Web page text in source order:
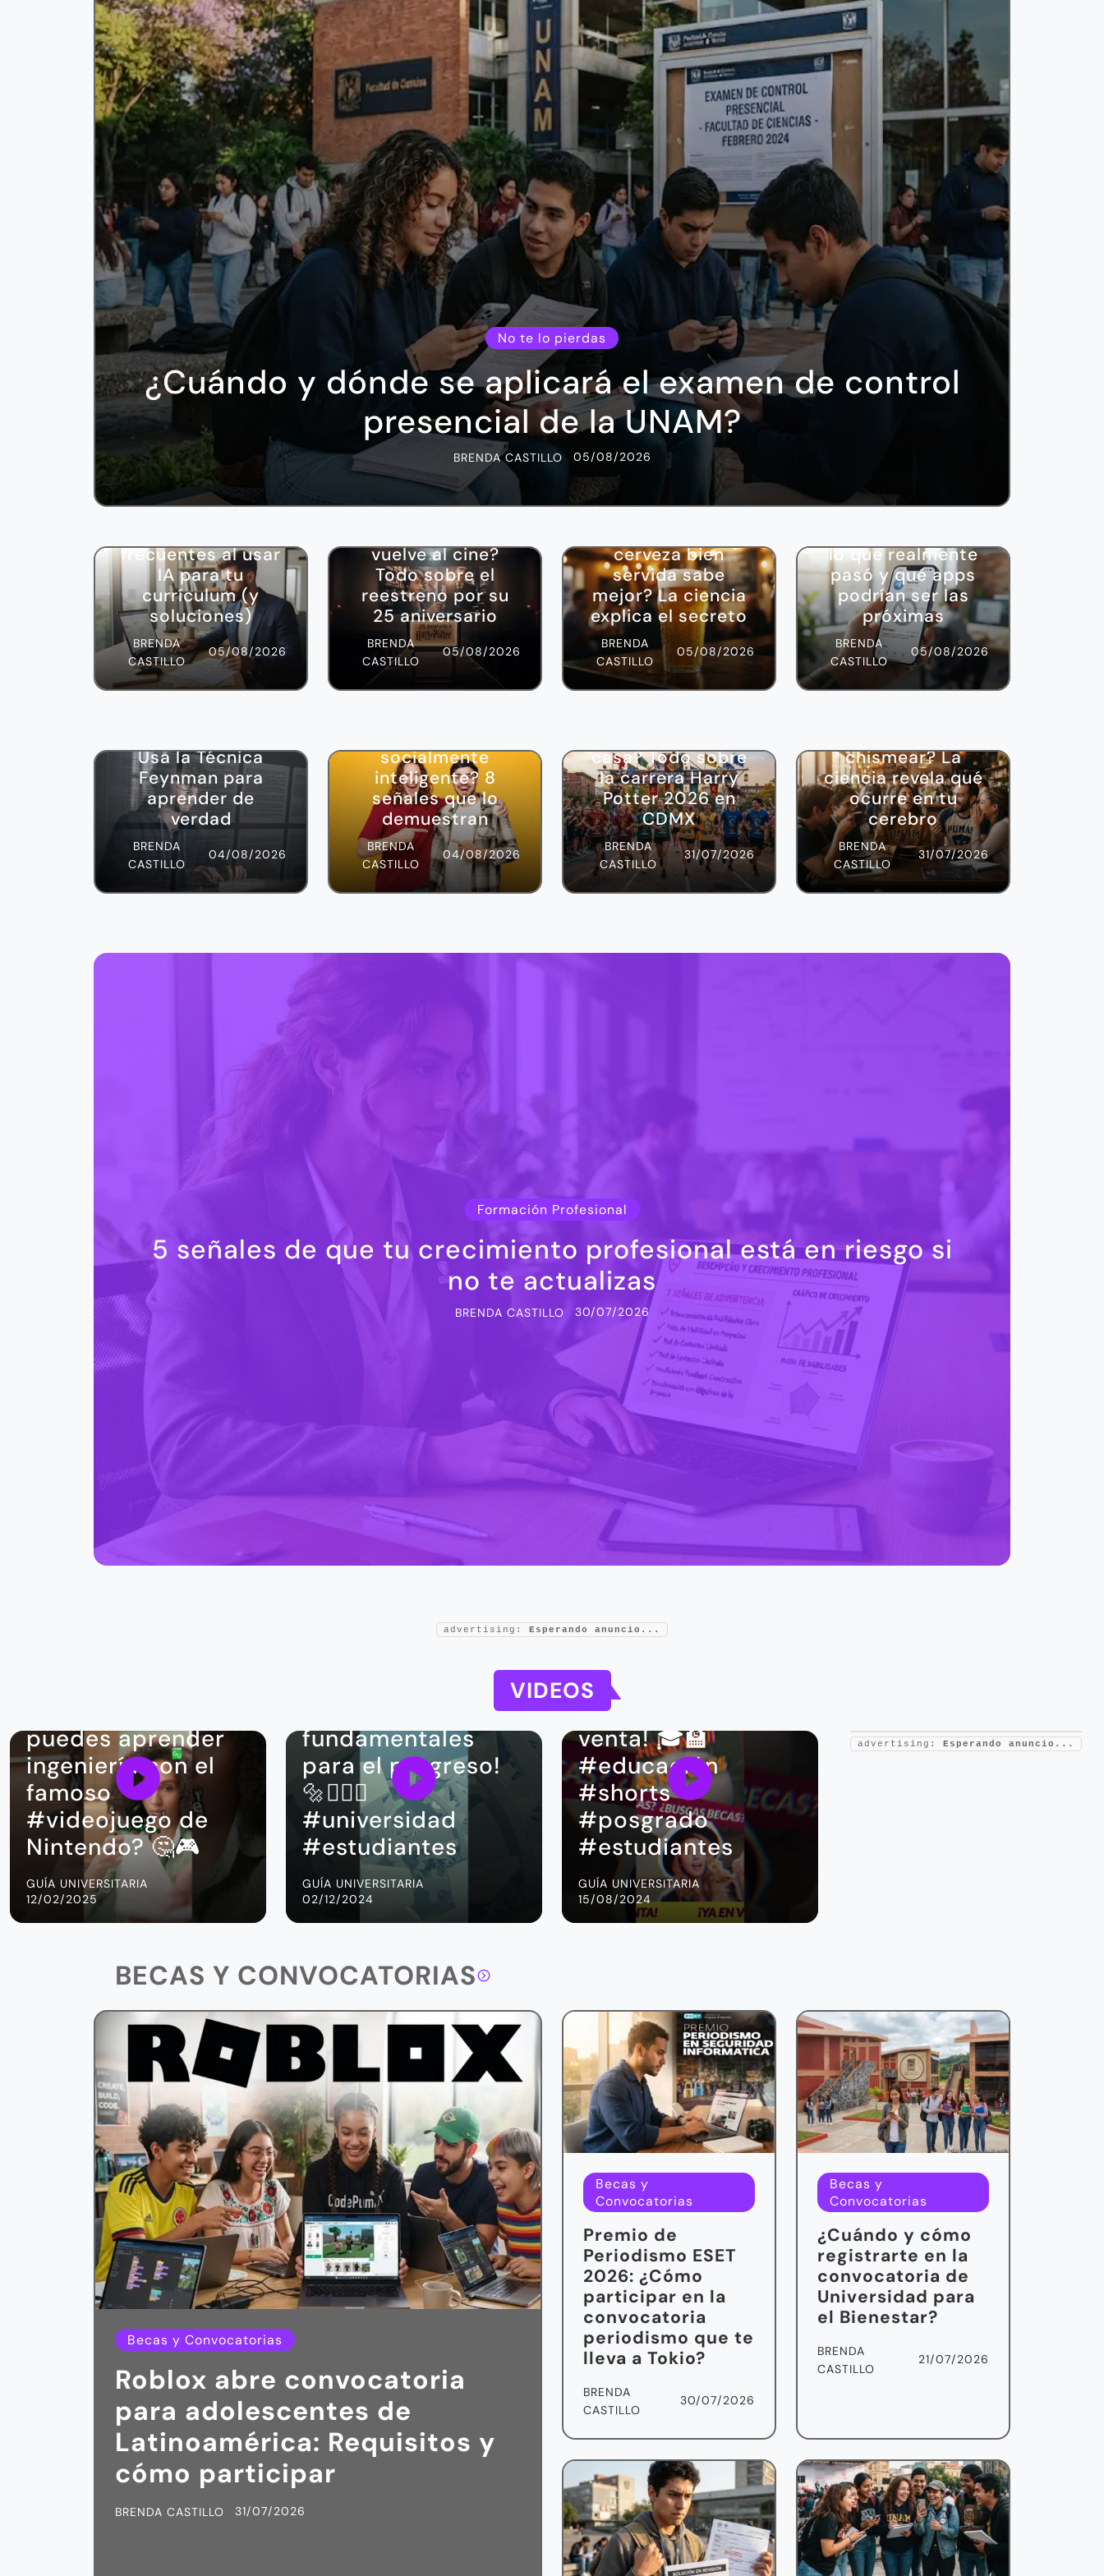
No te lo pierdas
¿Cuándo y dónde se aplicará el examen de control
presencial de la UNAM?
BRENDA CASTILLO 05/08/2026
Tips
frecuentes al usar
IA para tu
currículum (y
soluciones)
BRENDA
CASTILLO
05/08/2026
No te lo pierdas
vuelve al cine?
Todo sobre el
reestreno por su
25 aniversario
BRENDA
CASTILLO
05/08/2026
cerveza bien
servida sabe
mejor? La ciencia
explica el secreto
BRENDA
CASTILLO
05/08/2026
¿Apple elimina
lo que realmente
pasó y qué apps
podrían ser las
próximas
BRENDA
CASTILLO
05/08/2026
Usa la Técnica
Feynman para
aprender de
verdad
BRENDA
CASTILLO
04/08/2026
socialmente
inteligente? 8
señales que lo
demuestran
BRENDA
CASTILLO
04/08/2026
casa? Todo sobre
la carrera Harry
Potter 2026 en
CDMX
BRENDA
CASTILLO
31/07/2026
¿Ya lo sabías?
chismear? La
ciencia revela qué
ocurre en tu
cerebro
BRENDA
CASTILLO
31/07/2026
Formación Profesional
5 señales de que tu crecimiento profesional está en riesgo si
no te actualizas
BRENDA CASTILLO 30/07/2026
advertising: Esperando anuncio...
VIDEOS
puedes aprender
ingeniería con el
famoso
#videojuego de
Nintendo? 🤔🎮
GUÍA UNIVERSITARIA
12/02/2025
fundamentales
para el progreso!
🔩👷🏼‍♂️
#universidad
#estudiantes
GUÍA UNIVERSITARIA
02/12/2024
Actualidad
Posgrados 2024-
2025 ya está a la
venta! 🎓🏫
#educación
#shorts
#posgrado
#estudiantes
GUÍA UNIVERSITARIA
15/08/2024
advertising: Esperando anuncio...
BECAS Y CONVOCATORIAS
Becas y Convocatorias
Roblox abre convocatoria
para adolescentes de
Latinoamérica: Requisitos y
cómo participar
BRENDA CASTILLO 31/07/2026
Becas y
Convocatorias
Premio de
Periodismo ESET
2026: ¿Cómo
participar en la
convocatoria
periodismo que te
lleva a Tokio?
BRENDA
CASTILLO
30/07/2026
Becas y
Convocatorias
¿Cuándo y cómo
registrarte en la
convocatoria de
Universidad para
el Bienestar?
BRENDA
CASTILLO
21/07/2026